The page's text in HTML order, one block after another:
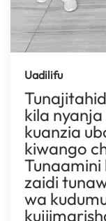
Uadilifu
kila
kuanzia
kiwango
zaidi
wa